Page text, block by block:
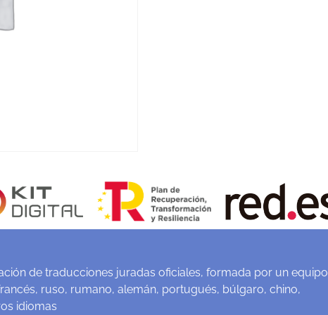
de traducciones juradas oficiales, formada por un equipo
ruso, rumano, alemán, portugués, búlgaro, chino,
idiomas